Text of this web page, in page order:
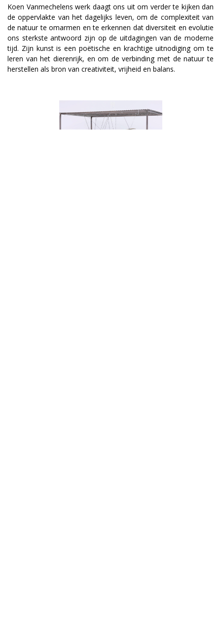
Koen Vanmechelens werk daagt ons uit om verder te kijken dan
de oppervlakte van het dagelijks leven, om de complexiteit van
de natuur te omarmen en te erkennen dat diversiteit en evolutie
ons sterkste antwoord zijn op de uitdagingen van de moderne
tijd. Zijn kunst is een poëtische en krachtige uitnodiging om te
leren van het dierenrijk, en om de verbinding met de natuur te
herstellen als bron van creativiteit, vrijheid en balans.